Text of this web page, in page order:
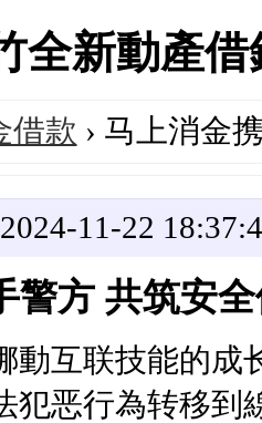
全新動產
借款 › 马上消金
11-22
警方 共筑安
動互联技能的
犯恶行為转移到